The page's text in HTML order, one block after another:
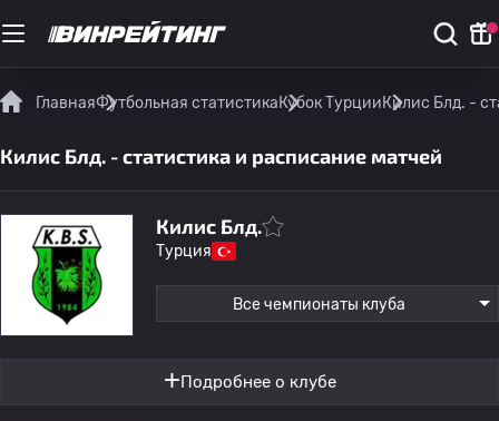
ГлавнаяФутбольная статистикаКубок ТурцииКилис Блд. -
Килис Блд. - статистика и расписание матчей
Килис Блд.
Турция
Все чемпионаты клуба
Подробнее о клубе